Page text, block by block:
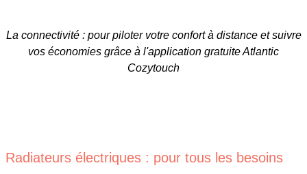
La connectivité : pour piloter votre confort à distance et suivre
vos économies grâce à l'application gratuite Atlantic
Cozytouch
Radiateurs électriques : pour tous les besoins